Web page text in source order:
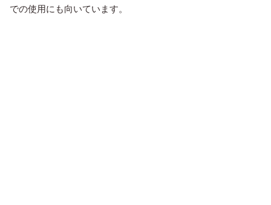
での使用にも向いています。